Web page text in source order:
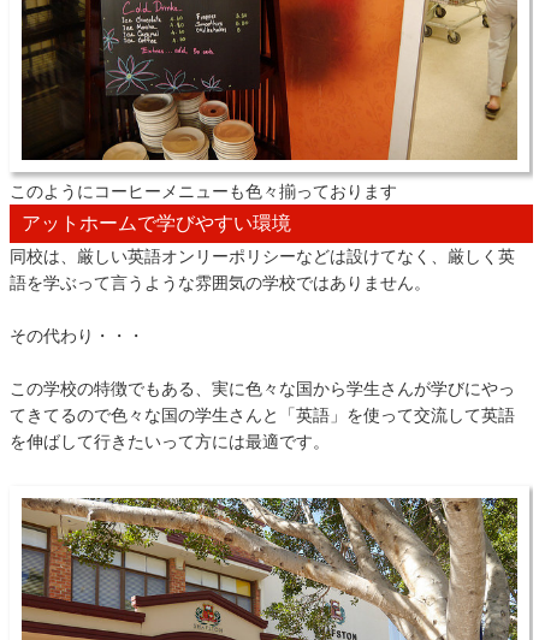
このようにコーヒーメニューも色々揃っております
アットホームで学びやすい環境
同校は、厳しい英語オンリーポリシーなどは設けてなく、厳しく英
語を学ぶって言うような雰囲気の学校ではありません。
その代わり・・・
この学校の特徴でもある、実に色々な国から学生さんが学びにやっ
てきてるので色々な国の学生さんと「英語」を使って交流して英語
を伸ばして行きたいって方には最適です。